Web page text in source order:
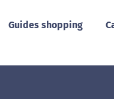
Guides shopping